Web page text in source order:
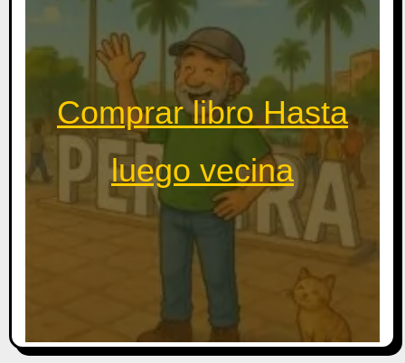
Comprar libro Hasta
luego vecina